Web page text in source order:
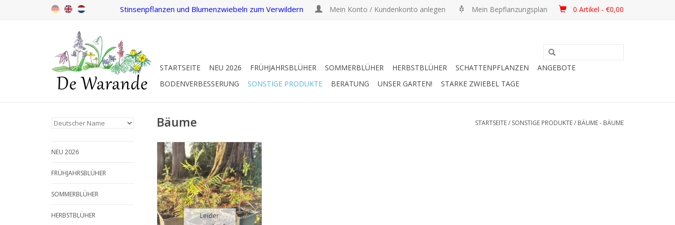
Stinsenpflanzen und Blumenzwiebeln zum Verwildern Mein Konto / Kundenkonto anlegen Mein Bepflanzungsplan 0 Artikel - €0,00
STARTSEITE NEU 2026 FRÜHJAHRSBLÜHER SOMMERBLÜHER HERBSTBLÜHER SCHATTENPFLANZEN
ANGEBOTE
BODENVERBESSERUNG
SONSTIGE PRODUKTE BERATUNG UNSER GARTEN! STARKE ZWIEBEL TAGE
NEU 2026
FRÜHJAHRSBLÜHER
SOMMERBLÜHER
HERBSTBLÜHER
Bäume STARTSEITE/ SONSTIGE PRODUKTE/ BÄUME - BÄUME
Leider
Urweltmammutbaum
Metasequoia glyptostroboides
INFO